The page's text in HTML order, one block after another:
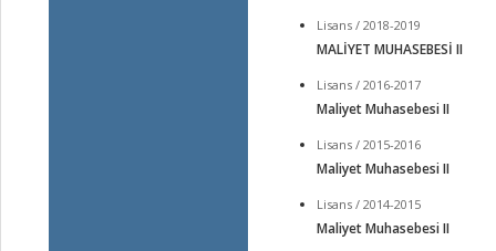
Lisans / 2018-2019
MALİYET MUHASEBESİ II
Lisans / 2016-2017
Maliyet Muhasebesi II
Lisans / 2015-2016
Maliyet Muhasebesi II
Lisans / 2014-2015
Maliyet Muhasebesi II